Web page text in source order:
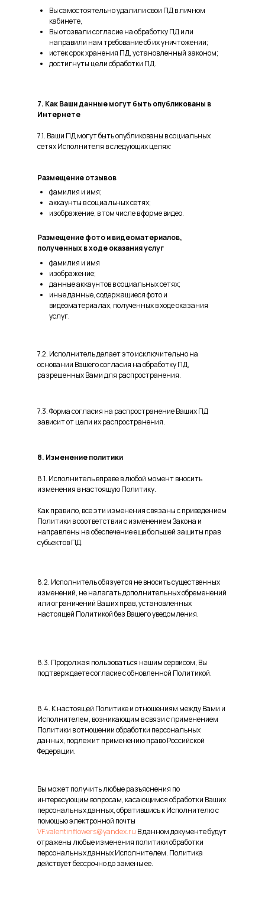
Вы самостоятельно удалили свои ПД в личном
кабинете,
Вы отозвали согласие на обработку ПД или
направили нам требование об их уничтожении;
истек срок хранения ПД, установленный законом;
достигнуты цели обработки ПД.
7. Как Ваши данные могут быть опубликованы в
Интернете
7.1. Ваши ПД могут быть опубликованы в социальных
сетях Исполнителя в следующих целях:
фамилия и имя;
аккаунты в социальных сетях;
изображение, в том числе в форме видео.
Размещение отзывов
фамилия и имя
изображение;
данные аккаунтов в социальных сетях;
иные данные, содержащиеся фото и
видеоматериалах, полученных в ходе оказания
услуг.
Размещение фото и видеоматериалов,
полученных в ходе оказания услуг
7.2. Исполнитель делает это исключительно на
основании Вашего согласия на обработку ПД,
разрешенных Вами для распространения.
7.3. Форма согласия на распространение Ваших ПД
зависит от цели их распространения.
8. Изменение политики
8.1. Исполнитель вправе в любой момент вносить
изменения в настоящую Политику.
Как правило, все эти изменения связаны с приведением
Политики в соответствии с изменением Закона и
направлены на обеспечение еще большей защиты прав
субъектов ПД.
8.2. Исполнитель обязуется не вносить существенных
изменений, не налагать дополнительных обременений
или ограничений Ваших прав, установленных
настоящей Политикой без Вашего уведомления.
8.3. Продолжая пользоваться нашим сервисом, Вы
подтверждаете согласие с обновленной Политикой.
8.4. К настоящей Политике и отношениям между Вами и
Исполнителем, возникающим в связи с применением
Политики в отношении обработки персональных
данных, подлежит применению право Российской
Федерации.
Вы может получить любые разъяснения по
интересующим вопросам, касающимся обработки Ваших
персональных данных, обратившись к Исполнителю с
помощью электронной почты
VF.valentinflowers@yandex.ru В данном документе будут
отражены любые изменения политики обработки
персональных данных Исполнителем. Политика
действует бессрочно до замены ее.